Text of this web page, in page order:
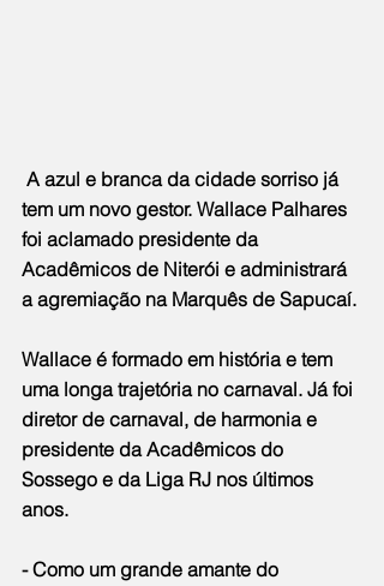
A azul e branca da cidade sorriso já
tem um novo gestor. Wallace Palhares
foi aclamado presidente da
Acadêmicos de Niterói e administrará
a agremiação na Marquês de Sapucaí.
Wallace é formado em história e tem
uma longa trajetória no carnaval. Já foi
diretor de carnaval, de harmonia e
presidente da Acadêmicos do
Sossego e da Liga RJ nos últimos
anos.
- Como um grande amante do